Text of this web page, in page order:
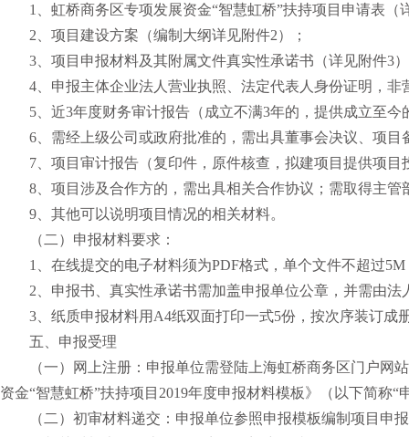
1、虹桥商务区专项发展资金“智慧虹桥”扶持项目申请表（
2、项目建设方案（编制大纲详见附件2）；
3、项目申报材料及其附属文件真实性承诺书（详见附件3
4、申报主体企业法人营业执照、法定代表人身份证明，
5、近3年度财务审计报告（成立不满3年的，提供成立至
6、需经上级公司或政府批准的，需出具董事会决议、项目
7、项目审计报告（复印件，原件核查，拟建项目提供项
8、项目涉及合作方的，需出具相关合作协议；需取得主
9、其他可以说明项目情况的相关材料。
（二）申报材料要求：
1、在线提交的电子材料须为PDF格式，单个文件不超过
2、申报书、真实性承诺书需加盖申报单位公章，并需由
3、纸质申报材料用A4纸双面打印一式5份，按次序装订成
五、申报受理
（一）网上注册：申报单位需登陆上海虹桥商务区门户网
资金“智慧虹桥”扶持项目2019年度申报材料模板》（以下简称“
（二）初审材料递交：申报单位参照申报模板编制项目